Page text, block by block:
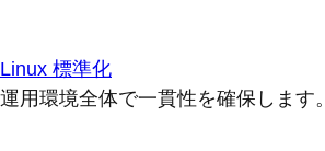
Linux 標準化
運用環境全体で一貫性を確保します。